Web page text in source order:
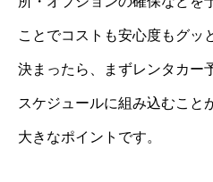
ことでコストも安心度もグッ
決まったら、まずレンタカー
スケジュールに組み込むこと
大きなポイントです。